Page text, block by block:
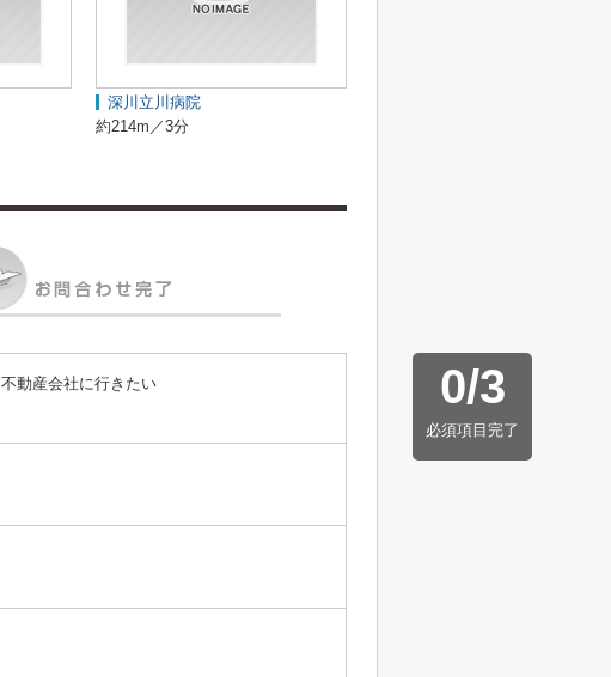
深川立川病院
約214m／3分
0/3
必須項目完了
不動産会社に行きたい